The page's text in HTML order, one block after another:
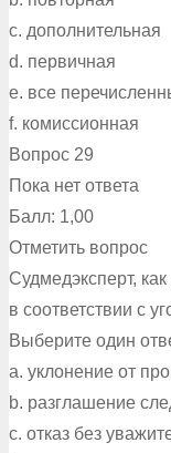
c. дополнительная
d. первичная
e. все
f. комиссионная
Вопрос 29
Пока нет ответа
Балл: 1,00
Отметить вопрос
Судмедэксперт, как
в соответствии с
Выберите один
a. уклонение от
b. разглашение
c. отказ без